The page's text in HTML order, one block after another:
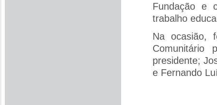
Fundação e
trabalho
Na ocasião,
Comunitário
presidente;
e Fernando